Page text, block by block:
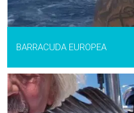
BARRACUDA EUROPEA